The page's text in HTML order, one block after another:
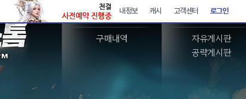
아이템샵
구매내역
커뮤니티
자유게시판
공략게시판